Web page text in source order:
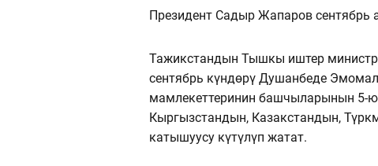
Президент Садыр Жапаров
Тажикстандын Тышкы иштер
сентябрь күндөрү Душанбеде
мамлекеттеринин башчыларынын 5-
Кыргызстандын, Казакстандын,
катышуусу күтүлүп жатат.